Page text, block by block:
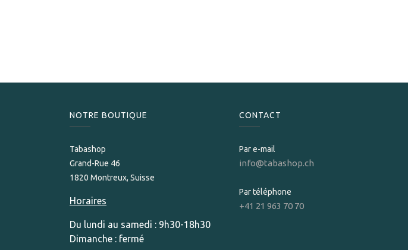
NOTRE BOUTIQUE
Tabashop
Grand-Rue 46
1820 Montreux, Suisse
Horaires
Du lundi au samedi : 9h30-18h30
Dimanche : fermé
CONTACT
Par e-mail
info@tabashop.ch
Par téléphone
+41 21 963 70 70